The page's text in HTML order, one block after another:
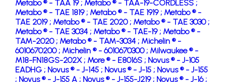
Metabo ® - TAA 19 ; Metabo ® - TAA-19-CORDLESS ;
Metabo ® - TAE 1819 ; Metabo ® - TAE 1919 ; Metabo ® -
TAE 2019 ; Metabo ® - TAE 2020 ; Metabo ® - TAE 3030 ;
Metabo ® - TAE 3034 ; Metabo ® - TAE-19 ; Metabo ® -
TAM-2020 ; Metabo ® - TAM-3034 ; Michelin ® -
6010670200 ; Michelin ® - 6010670300 ; Milwaukee ® -
M18-FN18GS-202X ; More ® - E8016S ; Novus ® - J-105
EADHG ; Novus ® - J-145 ; Novus ® - J-15 ; Novus ® - J-155
; Novus ® - J-155 A ; Novus ® - J-155-J219 ; Novus ® - J-16 ;